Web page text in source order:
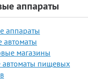
аппараты
аппараты
автоматы
магазины
автоматы пищевых